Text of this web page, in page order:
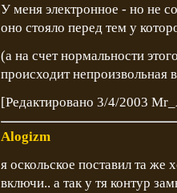
У меня электронное - но не
оно стояло перед тем у
(а на счет нормальности
происходит непроизвольная
[Редактировано 3/4/2003
Alogizm
я оскольское поставил та же
включи.. а так у тя контур